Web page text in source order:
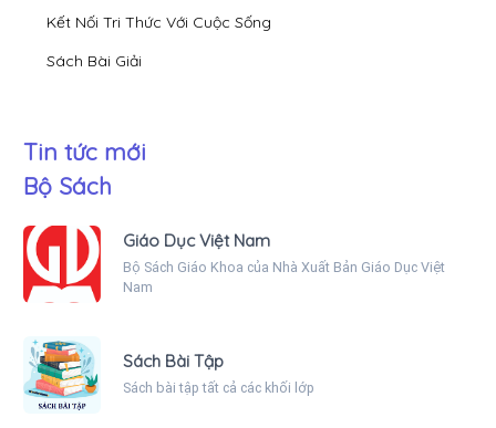
Kết Nối Tri Thức Với Cuộc Sống
Sách Bài Giải
Tin tức mới
Bộ Sách
Giáo Dục Việt Nam
Bộ Sách Giáo Khoa của Nhà Xuất Bản Giáo Dục Việt
Nam
Sách Bài Tập
Sách bài tập tất cả các khối lớp